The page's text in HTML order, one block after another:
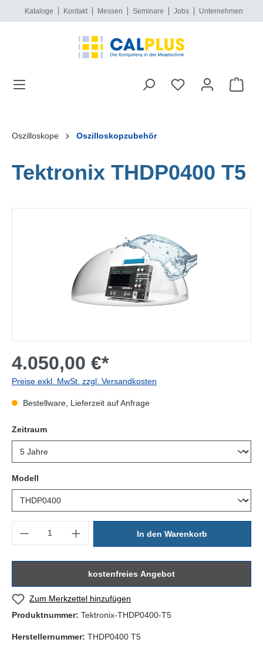
springen
Kataloge Kontakt Messen Seminare Jobs Unternehmen
Oszilloskope Oszilloskopzubehör
Tektronix THDP0400 T5
4.050,00 €*
Preise exkl. MwSt. zzgl. Versandkosten
Bestellware, Lieferzeit auf Anfrage
Zeitraumauswählen
Modell
In den Warenkorb
kostenfreies Angebot
Zum Merkzettel hinzufügen
Produktnummer: Tektronix-THDP0400-T5
Herstellernummer: THDP0400 T5